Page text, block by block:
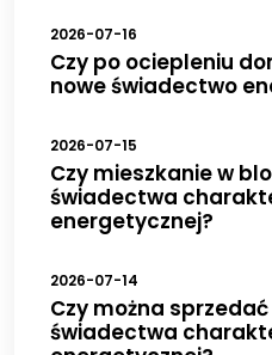
2026-07-16
Czy po ociepleniu
nowe świadectwo
2026-07-15
Czy mieszkanie w
świadectwa
energetycznej?
2026-07-14
Czy można
świadectwa